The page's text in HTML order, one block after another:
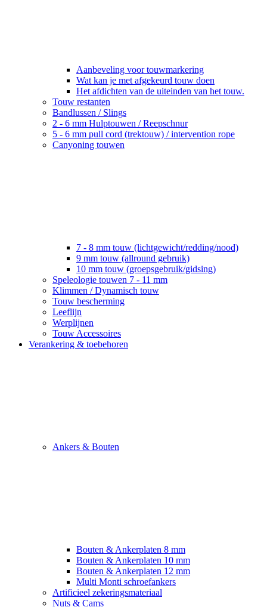
Aanbeveling voor touwmarkering
Wat kan je met afgekeurd touw doen
Het afdichten van de uiteinden van het touw.
Touw restanten
Bandlussen / Slings
2 - 6 mm Hulptouwen / Reepschnur
5 - 6 mm pull cord (trektouw) / intervention rope
Canyoning touwen
7 - 8 mm touw (lichtgewicht/redding/nood)
9 mm touw (allround gebruik)
10 mm touw (groepsgebruik/gidsing)
Speleologie touwen 7 - 11 mm
Klimmen / Dynamisch touw
Touw bescherming
Leeflijn
Werplijnen
Touw Accessoires
Verankering & toebehoren
Ankers & Bouten
Bouten & Ankerplaten 8 mm
Bouten & Ankerplaten 10 mm
Bouten & Ankerplaten 12 mm
Multi Monti schroefankers
Artificieel zekeringsmateriaal
Nuts & Cams